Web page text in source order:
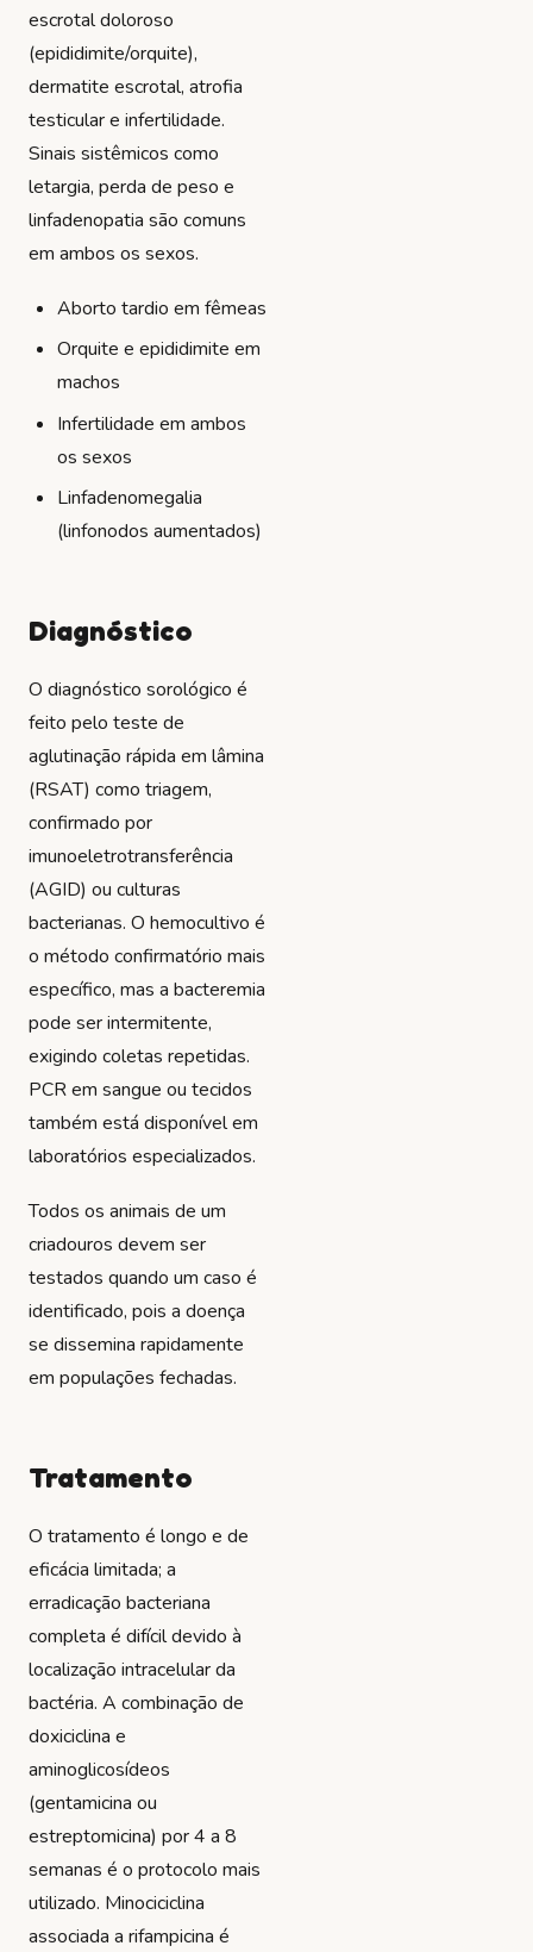
escrotal doloroso
(epididimite/orquite),
dermatite escrotal, atrofia
testicular e infertilidade.
Sinais sistêmicos como
letargia, perda de peso e
linfadenopatia são comuns
em ambos os sexos.
Aborto tardio em fêmeas
Orquite e epididimite em
machos
Infertilidade em ambos
os sexos
Linfadenomegalia
(linfonodos aumentados)
Diagnóstico
O diagnóstico sorológico é
feito pelo teste de
aglutinação rápida em lâmina
(RSAT) como triagem,
confirmado por
imunoeletrotransferência
(AGID) ou culturas
bacterianas. O hemocultivo é
o método confirmatório mais
específico, mas a bacteremia
pode ser intermitente,
exigindo coletas repetidas.
PCR em sangue ou tecidos
também está disponível em
laboratórios especializados.
Todos os animais de um
criadouros devem ser
testados quando um caso é
identificado, pois a doença
se dissemina rapidamente
em populações fechadas.
Tratamento
O tratamento é longo e de
eficácia limitada; a
erradicação bacteriana
completa é difícil devido à
localização intracelular da
bactéria. A combinação de
doxiciclina e
aminoglicosídeos
(gentamicina ou
estreptomicina) por 4 a 8
semanas é o protocolo mais
utilizado. Minociciclina
associada a rifampicina é